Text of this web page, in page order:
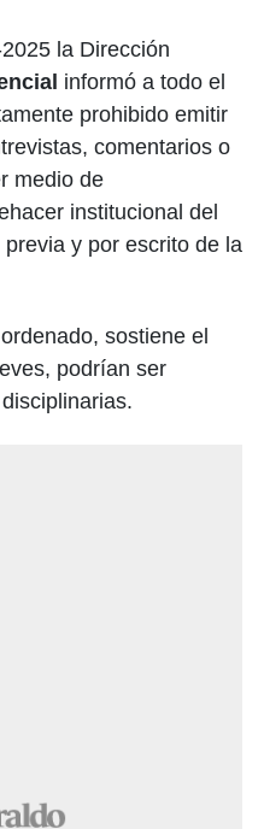
la Dirección
informó a todo el
prohibido emitir
comentarios o
medio de
institucional del
y por escrito de la
sostiene el
podrían ser